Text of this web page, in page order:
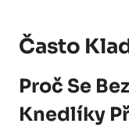
Často
Proč Se
Knedlíky